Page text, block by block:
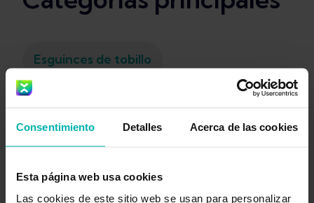
Consentimiento Detalles Acerca de las cookies
Esta página web usa cookies
Las cookies de este sitio web se usan para personalizar
Esguinces de tobillo